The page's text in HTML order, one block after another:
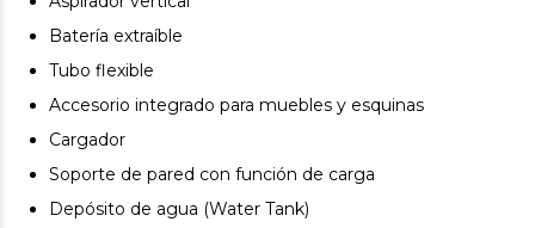
Pet Style con dos cabezales podrás cepillar a tu
mascota, atrapar el pelo suelto y aspirarlo sin
complicaciones.
Aspira y friega a la vez: sustituye definitivamente a la
fregona y el mocho con su sistema ErgoWet, que te
permitirá aspirar y fregar a la vez cualquier rincón de tu
Batería extraíble
Tubo flexible
Accesorio integrado para muebles y esquinas
Cargador
Soporte de pared con función de carga
Depósito de agua (Water Tank)